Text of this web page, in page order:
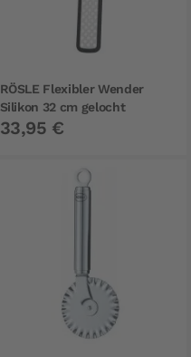
RÖSLE Flexibler Wender
Silikon 32 cm gelocht
33,95 €